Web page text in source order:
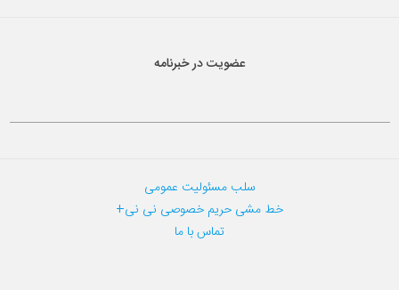
عضویت در خبرنامه
سلب مسئولیت عمومی
خط مشی حریم خصوصی نی نی+
تماس با ما